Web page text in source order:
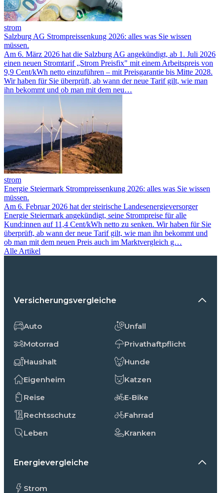
strom
Salzburg AG Strompreissenkung 2026: alles was Sie wissen
müssen.
Am 6. März 2026 hat die Salzburg AG angekündigt, ab 1. Juli 2026
einen neuen Stromtarif „Strom Preisfix" mit einem Arbeitspreis von
9,9 Cent/kWh netto einzuführen – mit Preisgarantie bis Mitte 2028.
Wir haben für Sie überprüft, ab wann der neue Tarif gilt, wie man
ihn bekommt und ob man mit dem neu…
strom
Energie Steiermark Strompreissenkung 2026: alles was Sie wissen
müssen.
Am 6. Februar 2026 hat der steirische Landesenergieversorger
Energie Steiermark angekündigt, seine Strompreise für alle
Kund:innen auf 11,4 Cent/kWh netto zu senken. Wir haben für Sie
überprüft, ab wann der neue Tarif gilt, wie man ihn bekommt und
ob man mit dem neuen Preis auch im Marktvergleich g…
Alle Artikel
Versicherungsvergleiche
Auto
Motorrad
Haushalt
Eigenheim
Reise
Rechtsschutz
Leben
Unfall
Privathaftpflicht
Hunde
Katzen
E-Bike
Fahrrad
Kranken
Energievergleiche
Strom